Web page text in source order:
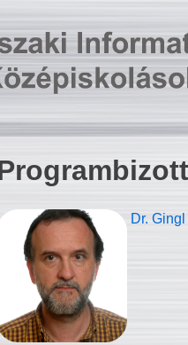
Dr.